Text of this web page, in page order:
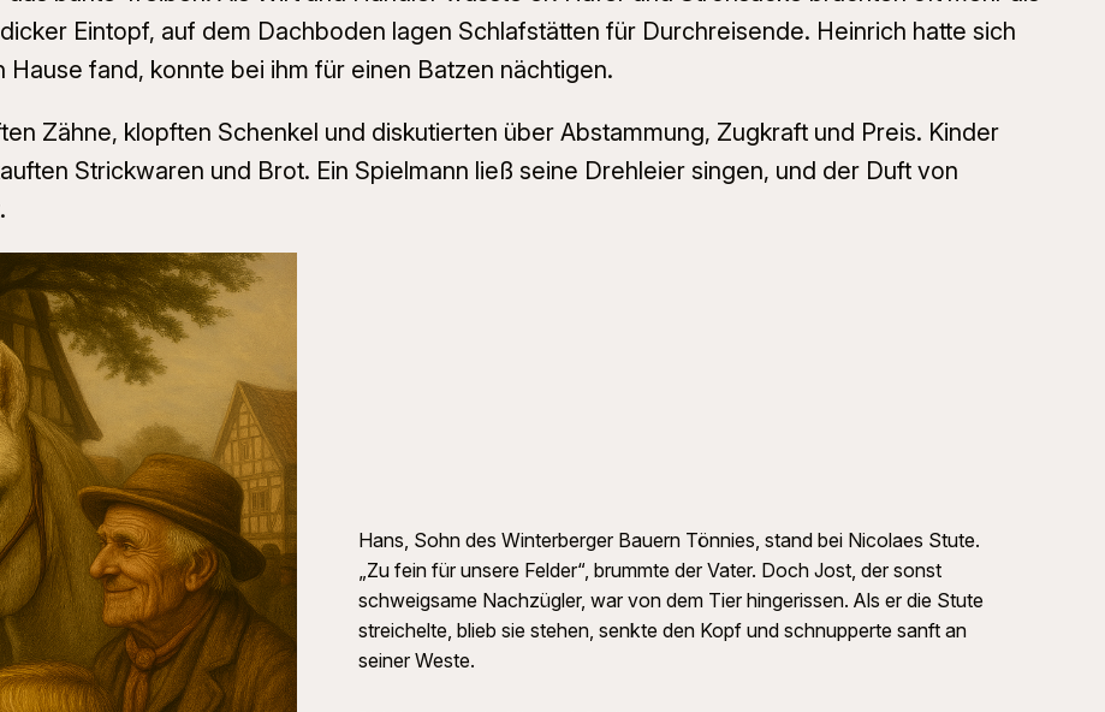
Eintopf, auf dem Dachboden lagen Schlafstätten für Durchreisende. Heinrich hatte sich
fand, konnte bei ihm für einen Batzen nächtigen.
Zähne, klopften Schenkel und diskutierten über Abstammung, Zugkraft und Preis. Kinder
Strickwaren und Brot. Ein Spielmann ließ seine Drehleier singen, und der Duft von
Hans, Sohn des Winterberger Bauern Tönnies, stand bei Nicolaes Stute.
„Zu fein für unsere Felder“, brummte der Vater. Doch Jost, der sonst
schweigsame Nachzügler, war von dem Tier hingerissen. Als er die Stute
streichelte, blieb sie stehen, senkte den Kopf und schnupperte sanft an
seiner Weste.